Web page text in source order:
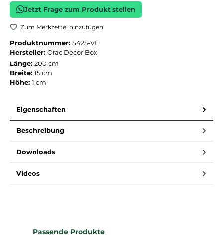
Jetzt Frage zum Produkt stellen
Zum Merkzettel hinzufügen
Produktnummer: S425-VE
Hersteller: Orac Decor Box
Länge: 200 cm
Breite: 15 cm
Höhe: 1 cm
Eigenschaften
Beschreibung
Downloads
Videos
Produktgalerie überspringen
Passende Produkte